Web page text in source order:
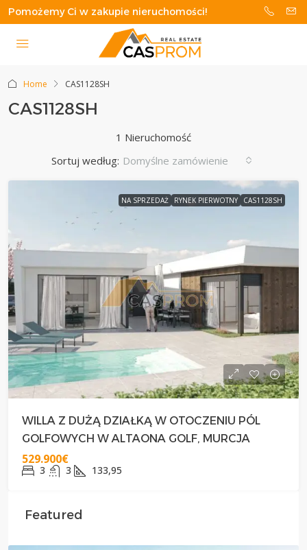
Pomożemy Ci w zakupie nieruchomości!
Home CAS1128SH
CAS1128SH
1 Nieruchomość
Sortuj według: Domyślne zamówienie
NA SPRZEDAŻ RYNEK PIERWOTNY CAS1128SH
WILLA Z DUŻĄ DZIAŁKĄ W OTOCZENIU PÓL
GOLFOWYCH W ALTAONA GOLF, MURCJA
529.900€
3 3 133,95
Featured